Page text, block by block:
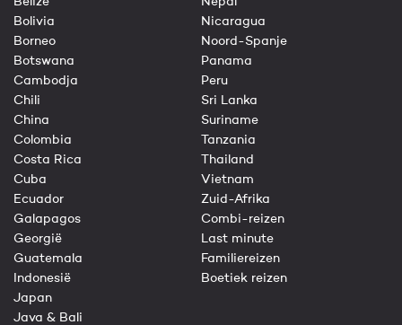
Bolivia
Borneo
Botswana
Cambodja
Chili
China
Colombia
Costa Rica
Cuba
Ecuador
Galapagos
Georgië
Guatemala
Indonesië
Japan
Java & Bali
Nicaragua
Noord-Spanje
Panama
Peru
Sri Lanka
Suriname
Tanzania
Thailand
Vietnam
Zuid-Afrika
Combi-reizen
Last minute
Familiereizen
Boetiek reizen